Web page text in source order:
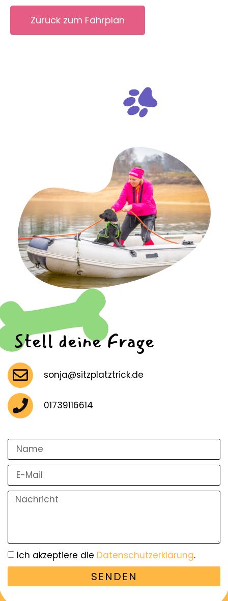
Zurück zum Fahrplan
Stell deine Frage
sonja@sitzplatztrick.de
01739116614
Ich akzeptiere die Datenschutzerklärung.
SENDEN